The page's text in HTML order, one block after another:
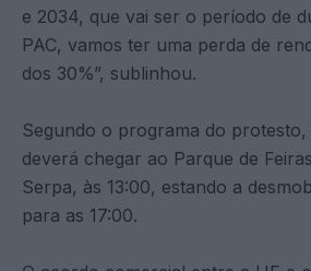
e 2034, que vai ser o período de
PAC, vamos ter uma perda de
dos 30%”, sublinhou.
Segundo o programa do
deverá chegar ao Parque de
Serpa, às 13:00, estando a
para as 17:00.